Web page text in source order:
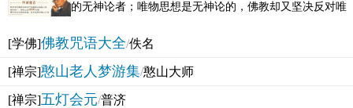
的无神论者；唯物思想是无神论的，佛教却又坚决反对唯
[学佛]佛教咒语大全/佚名
[禅宗]憨山老人梦游集/憨山大师
[禅宗]五灯会元/普济